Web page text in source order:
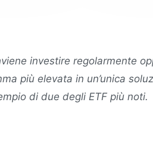
investire regolarmente
più elevata in un’unica
di due degli ETF più noti.